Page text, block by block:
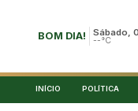
BOM DIA! Sábado,
--°C
INÍCIO POLÍTICA